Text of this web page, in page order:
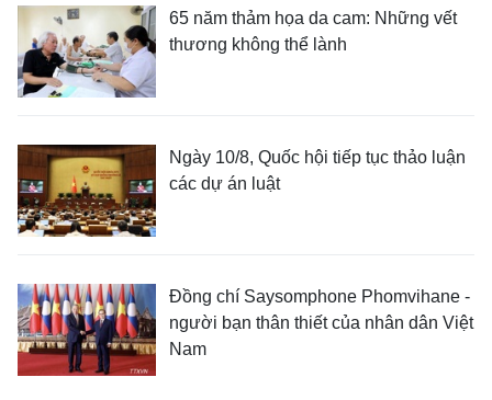
65 năm thảm họa da cam: Những vết
thương không thể lành
Ngày 10/8, Quốc hội tiếp tục thảo luận
các dự án luật
Đồng chí Saysomphone Phomvihane -
người bạn thân thiết của nhân dân Việt
Nam